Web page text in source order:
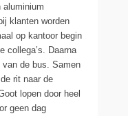
aluminium
klanten worden
op kantoor begin
collega’s. Daarna
van de bus. Samen
rit naar de
lopen door heel
geen dag